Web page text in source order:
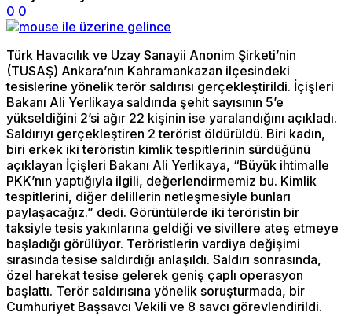
0 0
Türk Havacılık ve Uzay Sanayii Anonim Şirketi’nin
(TUSAŞ) Ankara’nın Kahramankazan ilçesindeki
tesislerine yönelik terör saldırısı gerçekleştirildi. İçişleri
Bakanı Ali Yerlikaya saldırıda şehit sayısının 5’e
yükseldiğini 2’si ağır 22 kişinin ise yaralandığını açıkladı.
Saldırıyı gerçekleştiren 2 terörist öldürüldü. Biri kadın,
biri erkek iki teröristin kimlik tespitlerinin sürdüğünü
açıklayan İçişleri Bakanı Ali Yerlikaya, “Büyük ihtimalle
PKK’nın yaptığıyla ilgili, değerlendirmemiz bu. Kimlik
tespitlerini, diğer delillerin netleşmesiyle bunları
paylaşacağız.” dedi. Görüntülerde iki teröristin bir
taksiyle tesis yakınlarına geldiği ve sivillere ateş etmeye
başladığı görülüyor. Teröristlerin vardiya değişimi
sırasında tesise saldırdığı anlaşıldı. Saldırı sonrasında,
özel harekat tesise gelerek geniş çaplı operasyon
başlattı. Terör saldırısına yönelik soruşturmada, bir
Cumhuriyet Başsavcı Vekili ve 8 savcı görevlendirildi.